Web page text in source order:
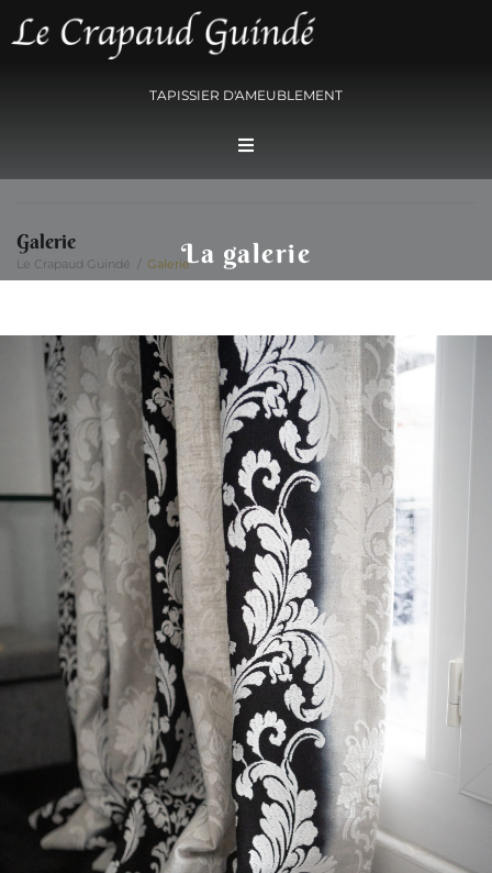
TAPISSIER D'AMEUBLEMENT
Galerie
Le Crapaud Guindé / GalerieLa galerie